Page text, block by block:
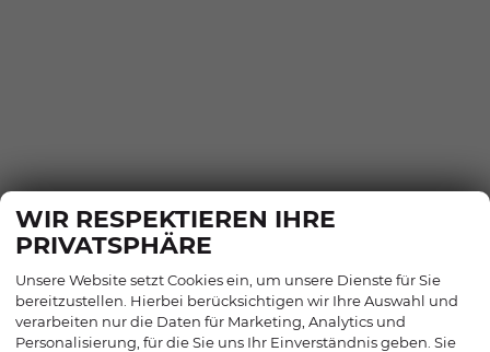
EU-NEUWAGEN KONFIGURIEREN
EU-NEUWAGEN SOFORT LIEFERBAR
SERVICE
INFORMATION
WIR RESPEKTIEREN IHRE
PRIVATSPHÄRE
Unsere Website setzt Cookies ein, um unsere Dienste für Sie
bereitzustellen. Hierbei berücksichtigen wir Ihre Auswahl und
verarbeiten nur die Daten für Marketing, Analytics und
Personalisierung, für die Sie uns Ihr Einverständnis geben. Sie